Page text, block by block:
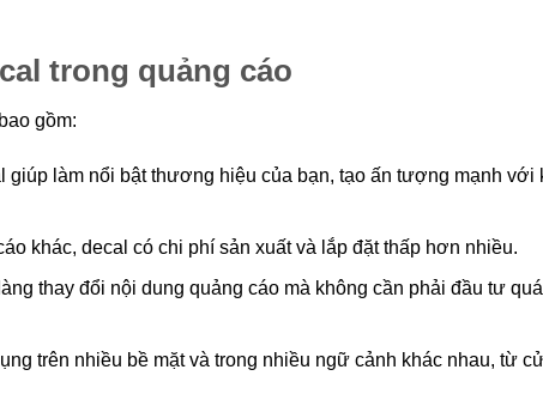
trong quảng cáo
gồm:
giúp làm nổi bật thương hiệu của bạn, tạo ấn tượng mạnh với
khác, decal có chi phí sản xuất và lắp đặt thấp hơn nhiều.
thay đổi nội dung quảng cáo mà không cần phải đầu tư quá
trên nhiều bề mặt và trong nhiều ngữ cảnh khác nhau, từ